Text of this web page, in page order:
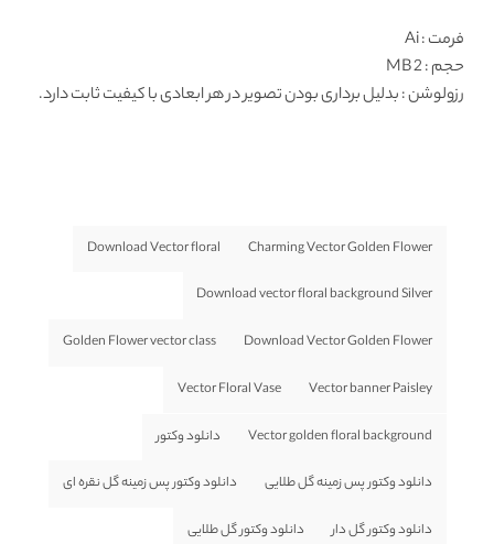
فرمت: Ai
حجم : 2 MB
رزولوشن: بدلیل برداری بودن تصویر در هر ابعادی با کیفیت ثابت دارد.
Charming Vector Golden Flower
Download Vector floral
Download vector floral background Silver
Download Vector Golden Flower
Golden Flower vector class
Vector banner Paisley
Vector Floral Vase
Vector golden floral background دانلود وکتور
دانلود وکتور پس زمینه گل طلایی دانلود وکتور پس زمینه گل نقره ای
دانلود وکتور گل دار دانلود وکتور گل طلایی